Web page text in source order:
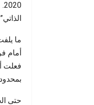
ما
أمام
فعلت
حتى